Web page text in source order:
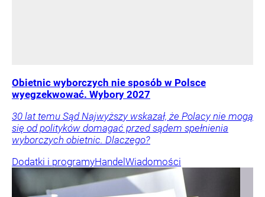
Obietnic wyborczych nie sposób w Polsce
wyegzekwować. Wybory 2027
30 lat temu Sąd Najwyższy wskazał, że Polacy nie mogą
się od polityków domagać przed sądem spełnienia
wyborczych obietnic. Dlaczego?
Dodatki i programyHandel Wiadomości